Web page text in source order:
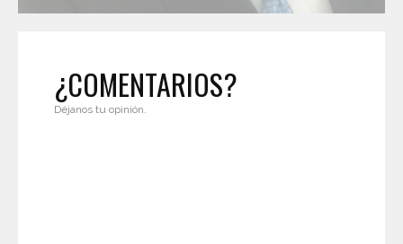
¿COMENTARIOS?
Déjanos tu opinión.